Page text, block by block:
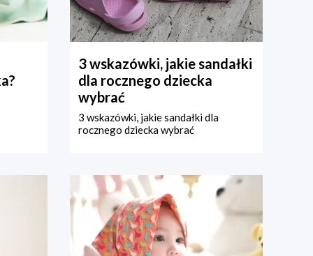
3 wskazówki, jakie sandałki
dla rocznego dziecka
wybrać
3 wskazówki, jakie sandałki dla
rocznego dziecka wybrać